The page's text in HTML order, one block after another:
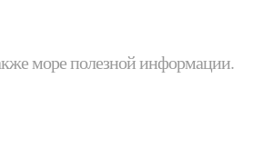
море полезной информации.